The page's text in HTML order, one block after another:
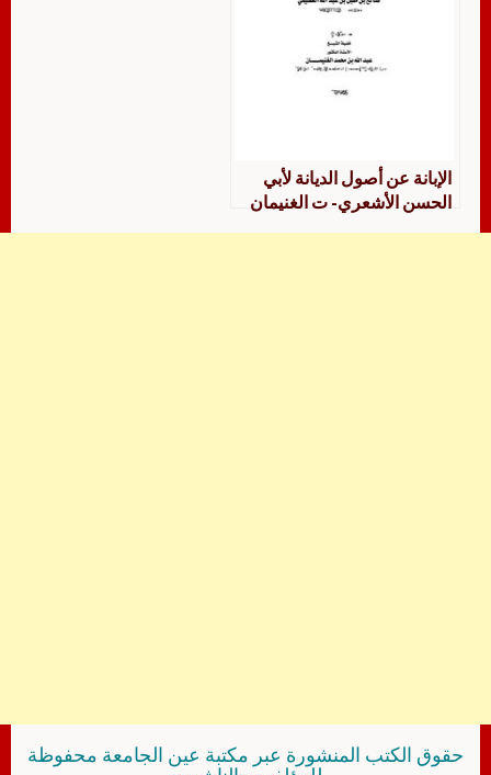
الإبانة عن أصول الديانة لأبي
الحسن الأشعري- ت الغنيمان
حقوق الكتب المنشورة عبر مكتبة عين الجامعة محفوظة